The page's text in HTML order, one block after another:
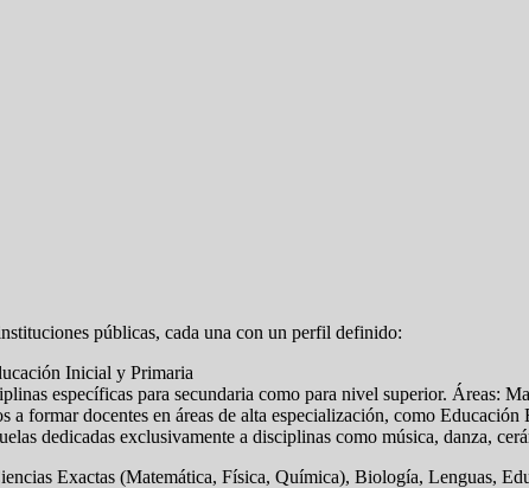
públicas, cada una con un perfil definido:
Inicial y Primaria
específicas para secundaria como para nivel superior. Áreas:
formar docentes en áreas de alta especialización, como Educación
dedicadas exclusivamente a disciplinas como música, danza,
Exactas (Matemática, Física, Química), Biología, Lenguas,